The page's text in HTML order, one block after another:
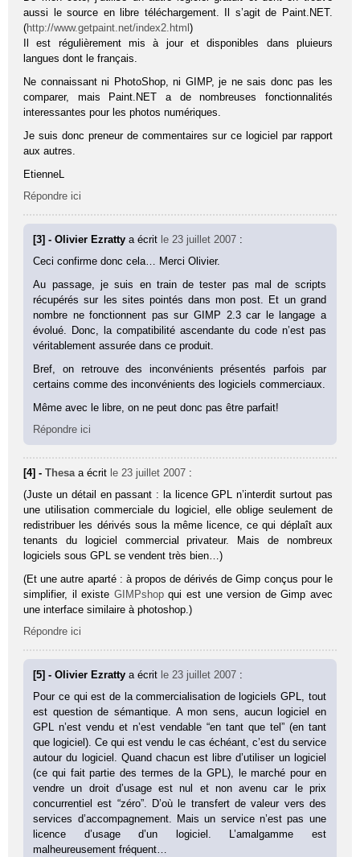
aussi le source en libre téléchargement. Il s’agit de Paint.NET.
(http://www.getpaint.net/index2.html)
Il est régulièrement mis à jour et disponibles dans pluieurs
langues dont le français.
Ne connaissant ni PhotoShop, ni GIMP, je ne sais donc pas les
comparer, mais Paint.NET a de nombreuses fonctionnalités
interessantes pour les photos numériques.
Je suis donc preneur de commentaires sur ce logiciel par rapport
aux autres.
EtienneL
Répondre ici
[3] - Olivier Ezrattya écrit le 23 juillet 2007 :
Ceci confirme donc cela… Merci Olivier.
Au passage, je suis en train de tester pas mal de scripts
récupérés sur les sites pointés dans mon post. Et un grand
nombre ne fonctionnent pas sur GIMP 2.3 car le langage a
évolué. Donc, la compatibilité ascendante du code n’est pas
véritablement assurée dans ce produit.
Bref, on retrouve des inconvénients présentés parfois par
certains comme des inconvénients des logiciels commerciaux.
Même avec le libre, on ne peut donc pas être parfait!
Répondre ici
[4] -Thesa a écrit le 23 juillet 2007 :
(Juste un détail en passant : la licence GPL n’interdit surtout pas
une utilisation commerciale du logiciel, elle oblige seulement de
redistribuer les dérivés sous la même licence, ce qui déplaît aux
tenants du logiciel commercial privateur. Mais de nombreux
logiciels sous GPL se vendent très bien…)
(Et une autre aparté : à propos de dérivés de Gimp conçus pour le
simplifier, il existe GIMPshopqui est une version de Gimp avec
une interface similaire à photoshop.)
Répondre ici
[5] - Olivier Ezrattya écrit le 23 juillet 2007 :
Pour ce qui est de la commercialisation de logiciels GPL, tout
est question de sémantique. A mon sens, aucun logiciel en
GPL n’est vendu et n’est vendable “en tant que tel” (en tant
que logiciel). Ce qui est vendu le cas échéant, c’est du service
autour du logiciel. Quand chacun est libre d’utiliser un logiciel
(ce qui fait partie des termes de la GPL), le marché pour en
vendre un droit d’usage est nul et non avenu car le prix
concurrentiel est “zéro”. D’où le transfert de valeur vers des
services d’accompagnement. Mais un service n’est pas une
licence d’usage d’un logiciel. L’amalgamme est
malheureusement fréquent…